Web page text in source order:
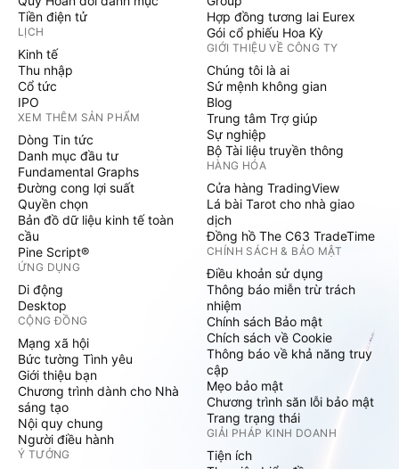
Tiền điện tử
LỊCH
Kinh tế
Thu nhập
Cổ tức
IPO
XEM THÊM SẢN PHẨM
Dòng Tin tức
Danh mục đầu tư
Fundamental Graphs
Đường cong lợi suất
Quyền chọn
Bản đồ dữ liệu kinh tế toàn
cầu
Pine Script®
ỨNG DỤNG
Di động
Desktop
CỘNG ĐỒNG
Mạng xã hội
Bức tường Tình yêu
Giới thiệu bạn
Chương trình dành cho Nhà
sáng tạo
Nội quy chung
Người điều hành
Ý TƯỞNG
Hợp đồng tương lai Eurex
Gói cổ phiếu Hoa Kỳ
GIỚI THIỆU VỀ CÔNG TY
Chúng tôi là ai
Sứ mệnh không gian
Blog
Trung tâm Trợ giúp
Sự nghiệp
Bộ Tài liệu truyền thông
HÀNG HÓA
Cửa hàng TradingView
Lá bài Tarot cho nhà giao
dịch
Đồng hồ The C63 TradeTime
CHÍNH SÁCH & BẢO MẬT
Điều khoản sử dụng
Thông báo miễn trừ trách
nhiệm
Chính sách Bảo mật
Chích sách về Cookie
Thông báo về khả năng truy
cập
Mẹo bảo mật
Chương trình săn lỗi bảo mật
Trang trạng thái
GIẢI PHÁP KINH DOANH
Tiện ích